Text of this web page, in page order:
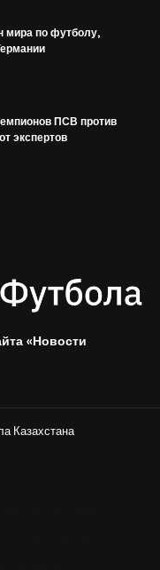
мира по футболу,
ПСВ против
экспертов
«Новости
Казахстана